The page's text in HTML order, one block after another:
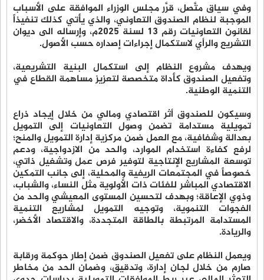
وفي سياق متَّصل، قرَّر مجلس الوزراء الموافقة على الأسباب
الموجبة لنظام الصندوق التعاوني، والذي يأتي كذلك تنفيذاً
لقانون التعاونيات رقم 13 لسنة 2025م، وإرساله الى ديوان
التشريع والرأي لاستكمال إجراءات إصداره حسب الأصول.
ويهدف مشروع النظام إلى استكمال البنية التشريعية،
وتفعيل الصندوق كأداة متخصصة لتعزيز مساهمة القطاع في
التنمية الوطنية.
وسيكون للصندوق أثر اقتصادي ومالي من خلال إيجاد ذراع
تمويلية مستدامة تضمن وصول التعاونيات إلى التمويل
بعدالة وشفافية، مع العمل ضمن مركزية إدارة التمويل والمنح؛
لرفع كفاءة استخدام الموارد، والحد من الازدواجية، ودعم
توسعة المشاريع الإنتاجية لتوفير فرص عمل وتشغيل ذاتي،
خصوصاً في المجتمعات الريفية والمحلية، إلى جانب التمكين
الاقتصادي المباشر للفئات ذات الأولوية مثل النساء، والشباب،
وذوي الإعاقة؛ وبهدف لتحسين المستوى المعيشي والحد من
الفجوات التنموية، وتوجيه التمويل لمشاريع التنمية
المستدامة المرتبطة بالطاقة المتجددة، والاقتصاد الأخضر،
والريادة.
ويعمل النظام على تفعيل الصندوق ضمن إطار حوكمة ورقابة
صارم من خلال لجان إدارة، وتدقيق، وضمان الحد من مخاطر